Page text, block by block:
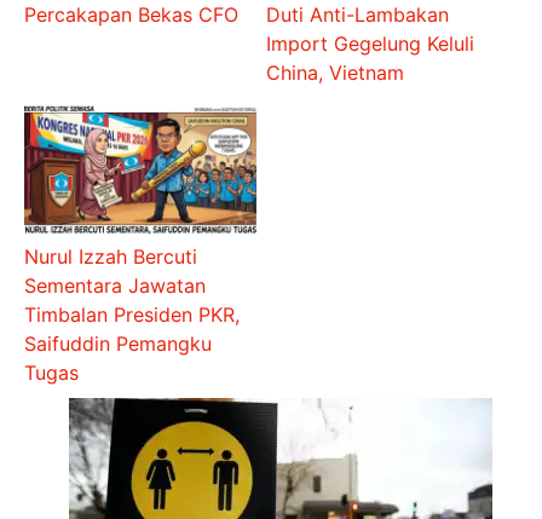
Percakapan Bekas CFO
Duti Anti-Lambakan
Import Gegelung Keluli
China, Vietnam
Nurul Izzah Bercuti
Sementara Jawatan
Timbalan Presiden PKR,
Saifuddin Pemangku
Tugas